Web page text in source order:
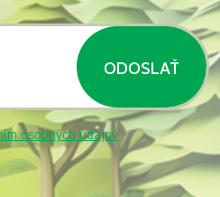
ODOSLAŤ
osobných údajov